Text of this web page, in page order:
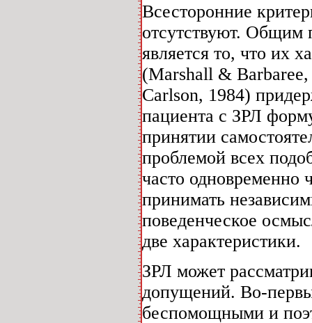
Всесторонние
отсутствуют. Общим
является то, что их
(Marshall &
Carlson, 1984)
пациента с ЗРЛ
принятии
проблемой всех
часто одновременно
принимать
поведенческое
две характеристики.
ЗРЛ может
допущений. Во-
беспомощными и